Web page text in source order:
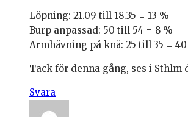
Löpning: 21.09 till 18.35 = 13 %
Burp anpassad: 50 till 54 = 8 %
Armhävning på knä: 25 till 35 =
Tack för denna gång, ses i Sthlm
Svara